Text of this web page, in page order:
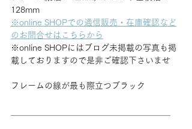
128mm
※online SHOPでの通信販売・在庫確認など
のお問合せはこちらから
※online SHOPにはブログ未掲載の写真も掲
載しておりますので是非ご確認下さいませ
フレームの線が最も際立つブラック